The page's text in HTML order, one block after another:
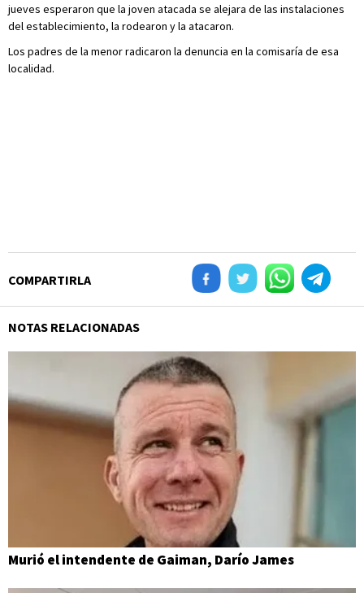
jueves esperaron que la joven atacada se alejara de las instalaciones
del establecimiento, la rodearon y la atacaron.
Los padres de la menor radicaron la denuncia en la comisaría de esa
localidad.
COMPARTIRLA
NOTAS RELACIONADAS
Murió el intendente de Gaiman, Darío James